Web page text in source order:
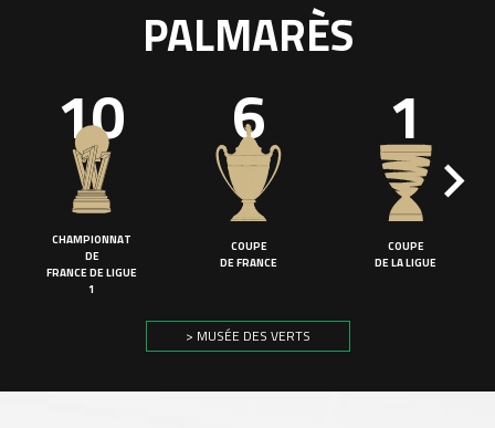
PALMARÈS
10
CHAMPIONNAT
DE
FRANCE DE LIGUE
1
6
COUPE
DE FRANCE
1
COUPE
DE LA LIGUE
> MUSÉE DES VERTS